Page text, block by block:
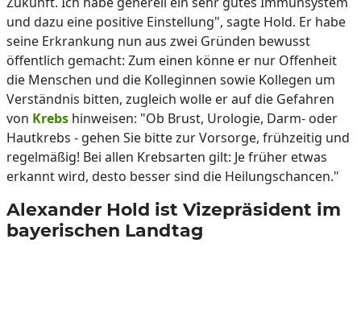
und dazu eine positive Einstellung", sagte Hold. Er habe
seine Erkrankung nun aus zwei Gründen bewusst
öffentlich gemacht: Zum einen könne er nur Offenheit
die Menschen und die Kolleginnen sowie Kollegen um
Verständnis bitten, zugleich wolle er auf die Gefahren
von Krebs hinweisen: "Ob Brust, Urologie, Darm- oder
Hautkrebs - gehen Sie bitte zur Vorsorge, frühzeitig und
regelmäßig! Bei allen Krebsarten gilt: Je früher etwas
erkannt wird, desto besser sind die Heilungschancen."
Alexander Hold ist Vizepräsident im
bayerischen Landtag